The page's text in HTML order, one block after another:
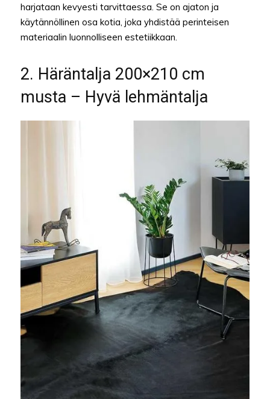
harjataan kevyesti tarvittaessa. Se on ajaton ja
käytännöllinen osa kotia, joka yhdistää perinteisen
materiaalin luonnolliseen estetiikkaan.
2. Häräntalja 200×210 cm
musta – Hyvä lehmäntalja